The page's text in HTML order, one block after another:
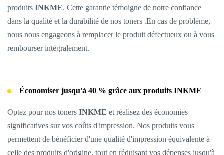
produits INKME. Cette garantie témoigne de notre confiance
dans la qualité et la durabilité de nos toners .En cas de problème,
nous nous engageons à remplacer le produit défectueux ou à vous
rembourser intégralement.
Économiser jusqu'à 40 % grâce aux produits INKME
Optez pour nos toners INKME et réalisez des économies
significatives sur vos coûts d'impression. Nos produits vous
permettent de bénéficier d'une qualité d'impression équivalente à
celle des produits d'origine, tout en réduisant vos dépenses jusqu'à